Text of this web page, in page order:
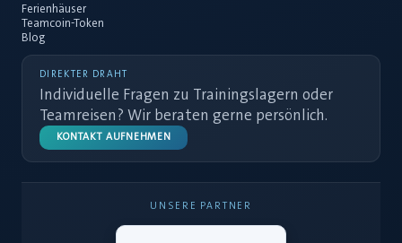
Ferienhäuser
Teamcoin-Token
Blog
DIREKTER DRAHT
Individuelle Fragen zu Trainingslagern oder
Teamreisen? Wir beraten gerne persönlich.
KONTAKT AUFNEHMEN
UNSERE PARTNER